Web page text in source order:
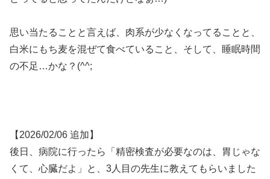
思い当たることと言えば、肉系が少なくなってることと、
白米にもち麦を混ぜて食べていること、そして、睡眠時間
の不足…かな？(^^;
【2026/02/06 追加】
後日、病院に行ったら「精密検査が必要なのは、胃じゃな
くて、心臓だよ」と、3人目の先生に教えてもらいました